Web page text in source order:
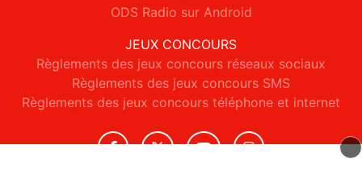
ODS Radio sur Android
JEUX CONCOURS
Règlements des jeux concours réseaux sociaux
Règlements des jeux concours SMS
Règlements des jeux concours téléphone et internet